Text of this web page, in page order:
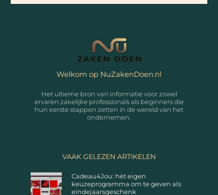
Welkom op NuZakenDoen.nl
Het ultieme bron van informatie voor zowel
ervaren zakelijke professionals als beginners die
hun eerste stappen zetten in de wereld van het
ondernemen.
VAAK GELEZEN ARTIKELEN
Cadeau4Jou: hét eigen
keuzeprogramma om te geven als
eindejaarsgeschenk